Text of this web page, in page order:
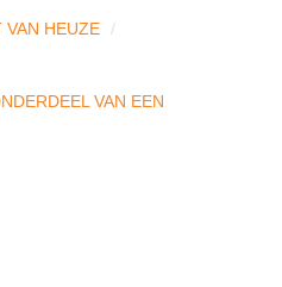
VAN HEUZE
VAN EEN